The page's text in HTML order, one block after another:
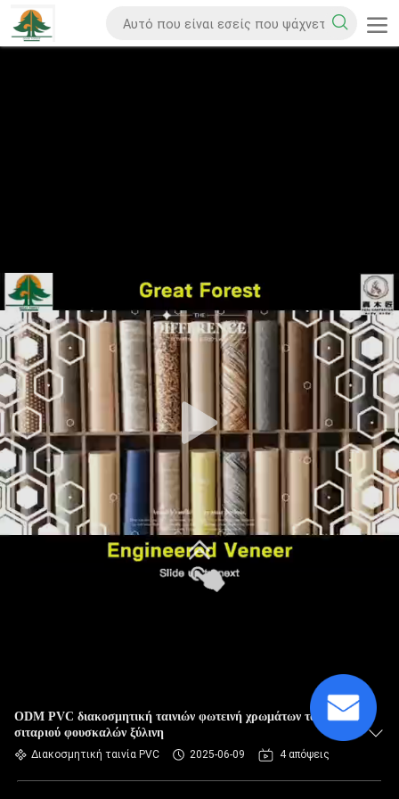
ODM PVC διακοσμητική ταινιών φωτεινή χρωμάτων ταινία
σιταριού φουσκαλών ξύλινη
Διακοσμητική ταινία PVC 2025-06-09 4 απόψεις